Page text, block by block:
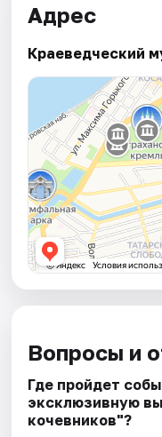
Адрес
Краеведческий
Вопросы и
Где пройдет
эксклюзивную
кочевников"?